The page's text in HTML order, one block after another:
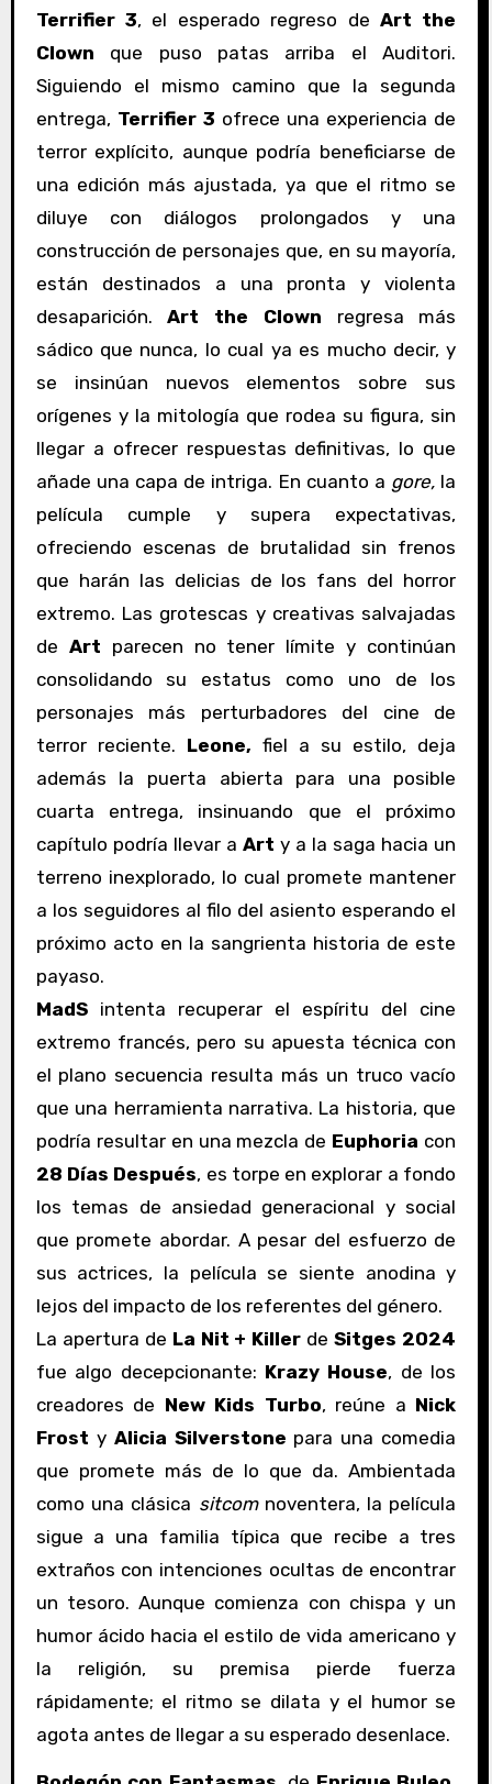
Terrifier 3, el esperado regreso deArt the
Clown que puso patas arriba el Auditori.
Siguiendo el mismo camino que la segunda
entrega, Terrifier 3 ofrece una experiencia de
terror explícito, aunque podría beneficiarse de
una edición más ajustada, ya que el ritmo se
diluye con diálogos prolongados y una
construcción de personajes que, en su mayoría,
están destinados a una pronta y violenta
desaparición.Art the Clown regresa más
sádico que nunca, lo cual ya es mucho decir, y
se insinúan nuevos elementos sobre sus
orígenes y la mitología que rodea su figura, sin
llegar a ofrecer respuestas definitivas, lo que
añade una capa de intriga. En cuanto a gore, la
película cumple y supera expectativas,
ofreciendo escenas de brutalidad sin frenos
que harán las delicias de los fans del horror
extremo. Las grotescas y creativas salvajadas
de Art parecen no tener límite y continúan
consolidando su estatus como uno de los
personajes más perturbadores del cine de
terror reciente. Leone, fiel a su estilo, deja
además la puerta abierta para una posible
cuarta entrega, insinuando que el próximo
capítulo podría llevar a Art y a la saga hacia un
terreno inexplorado, lo cual promete mantener
a los seguidores al filo del asiento esperando el
próximo acto en la sangrienta historia de este
payaso.
MadSintenta recuperar el espíritu del cine
extremo francés, pero su apuesta técnica con
el plano secuencia resulta más un truco vacío
que una herramienta narrativa. La historia, que
podría resultar en una mezcla de Euphoria con
28 Días Después, es torpe en explorar a fondo
los temas de ansiedad generacional y social
que promete abordar. A pesar del esfuerzo de
sus actrices, la película se siente anodina y
lejos del impacto de los referentes del género.
La apertura de La Nit + Killer deSitges 2024
fue algo decepcionante: Krazy House, de los
creadores de New Kids Turbo, reúne a Nick
Frost y Alicia Silverstone para una comedia
que promete más de lo que da. Ambientada
como una clásica sitcomnoventera, la película
sigue a una familia típica que recibe a tres
extraños con intenciones ocultas de encontrar
un tesoro. Aunque comienza con chispa y un
humor ácido hacia el estilo de vida americano y
la religión, su premisa pierde fuerza
rápidamente; el ritmo se dilata y el humor se
agota antes de llegar a su esperado desenlace.